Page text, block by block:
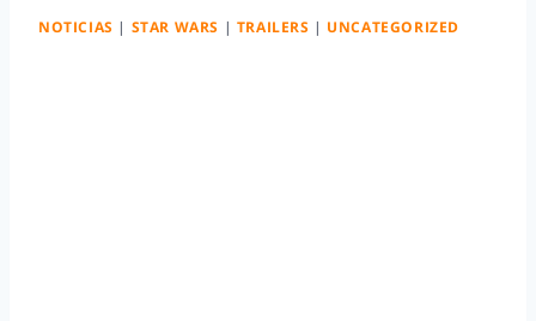
NOTICIAS | STAR WARS | TRAILERS | UNCATEGORIZED